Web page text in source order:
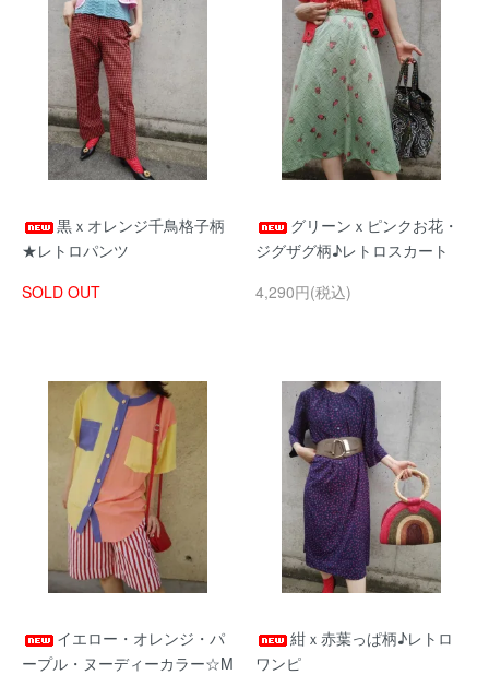
黒ｘオレンジ千鳥格子柄
★レトロパンツ
SOLD OUT
グリーンｘピンクお花・
ジグザグ柄♪レトロスカート
4,290円(税込)
イエロー・オレンジ・パ
ープル・ヌーディーカラー☆M
紺ｘ赤葉っぱ柄♪レトロ
ワンピ